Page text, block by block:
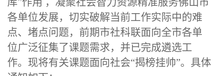
各单位发展，切实破解当前工作实际中的难
点、堵点问题，前期市社科联面向全市各单
位广泛征集了课题需求，并已完成遴选工
作。现将有关课题面向社会“揭榜挂帅”。具体